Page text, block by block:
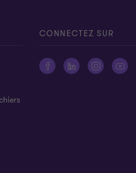
CONNECTEZ SUR